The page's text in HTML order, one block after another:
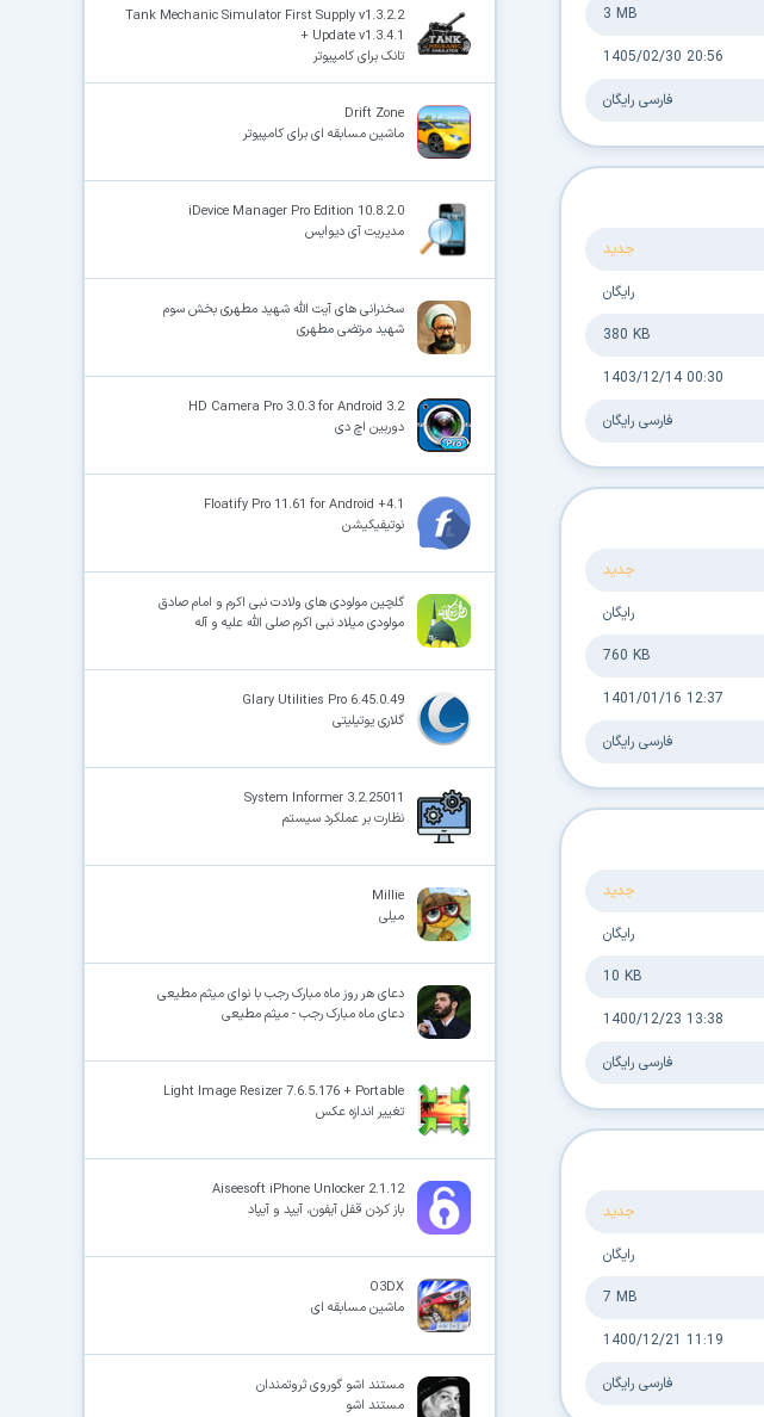
3 MB
1405/02/30 20:56
فارسی رایگان
جدید
رایگان
380 KB
1403/12/14 00:30
فارسی رایگان
جدید
رایگان
760 KB
1401/01/16 12:37
فارسی رایگان
جدید
رایگان
10 KB
1400/12/23 13:38
فارسی رایگان
جدید
رایگان
7 MB
1400/12/21 11:19
فارسی رایگان
Tank Mechanic Simulator First Supply v1.3.2.2
+ Update v1.3.4.1
تانک برای کامپیوتر
Drift Zone
ماشین مسابقه ای برای کامپیوتر
iDevice Manager Pro Edition 10.8.2.0
مدیریت آی دیوایس
سخنرانی های آیت الله شهید مطهری بخش سوم
شهید مرتضی مطهری
HD Camera Pro 3.0.3 for Android 3.2
دوربین اچ دی
Floatify Pro 11.61 for Android +4.1
نوتیفیکیشن
گلچین مولودی های ولادت نبی اکرم و امام صادق
مولودی میلاد نبی اکرم صلی الله علیه و آله
Glary Utilities Pro 6.45.0.49
گلاری یوتیلیتی
System Informer 3.2.25011
نظارت بر عملکرد سیستم
Millie
میلی
دعای هر روز ماه مبارک رجب با نوای میثم مطیعی
دعای ماه مبارک رجب - میثم مطیعی
Light Image Resizer 7.6.5.176 + Portable
تغییر اندازه عکس
Aiseesoft iPhone Unlocker 2.1.12
باز کردن قفل آیفون، آیپد و آیپاد
O3DX
ماشین مسابقه ای
مستند اشو گوروی ثروتمندان
مستند اشو